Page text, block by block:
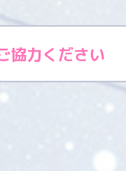
協力ください